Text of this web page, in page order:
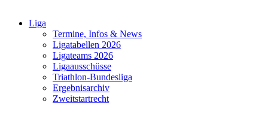
Liga
Termine, Infos & News
Ligatabellen 2026
Ligateams 2026
Ligaausschüsse
Triathlon-Bundesliga
Ergebnisarchiv
Zweitstartrecht